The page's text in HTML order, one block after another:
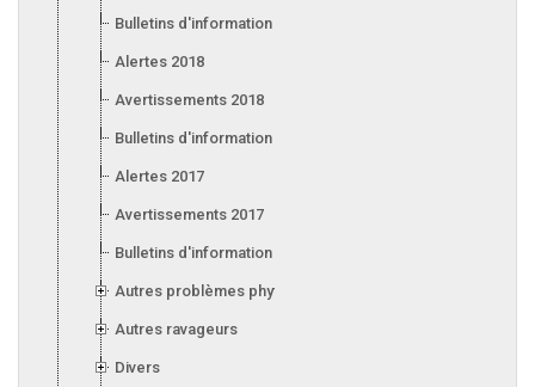
Bulletins d'information 2019
Alertes 2018
Avertissements 2018
Bulletins d'information 2018
Alertes 2017
Avertissements 2017
Bulletins d'information 2017
Autres problèmes phytosanitaires
Autres ravageurs
Divers